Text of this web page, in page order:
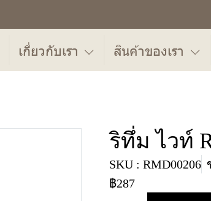
เกี่ยวกับเรา สินค้าของเรา
ริทึ่ม ไวท์
SKU : RMD00206
฿287